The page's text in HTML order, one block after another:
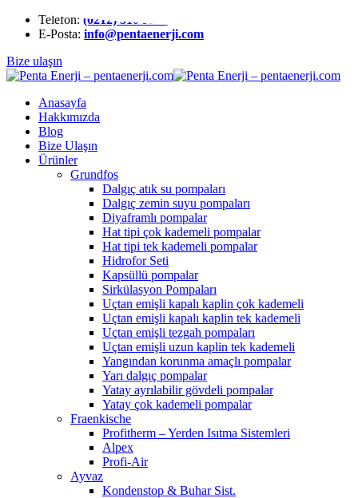
Telefon: (0212) 510 9991
E-Posta: info@pentaenerji.com
Bize ulaşın
Anasayfa
Hakkımızda
Blog
Bize Ulaşın
Ürünler
Grundfos
Dalgıç atık su pompaları
Dalgıç zemin suyu pompaları
Diyaframlı pompalar
Hat tipi çok kademeli pompalar
Hat tipi tek kademeli pompalar
Hidrofor Seti
Kapsüllü pompalar
Sirkülasyon Pompaları
Uçtan emişli kapalı kaplin çok kademeli
Uçtan emişli kapalı kaplin tek kademeli
Uçtan emişli tezgah pompaları
Uçtan emişli uzun kaplin tek kademeli
Yangından korunma amaçlı pompalar
Yarı dalgıç pompalar
Yatay ayrılabilir gövdeli pompalar
Yatay çok kademeli pompalar
Fraenkische
Profitherm – Yerden Isıtma Sistemleri
Alpex
Profi-Air
Ayvaz
Kondenstop & Buhar Sist.